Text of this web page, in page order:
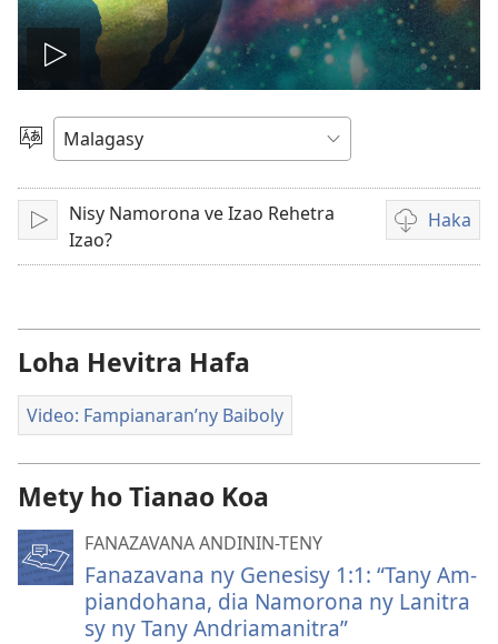
Handefa
video
Hifidy
Fiteny
Handefa
Nisy Namorona ve Izao Rehetra
Izao?
Haka
Fandikana
video
Loha Hevitra Hafa
Video: Fampianaran’ny Baiboly
Mety ho Tianao Koa
FANAZAVANA ANDININ-TENY
Fanazavana ny Genesisy 1:1: “Tany Am-
piandohana, dia Namorona ny Lanitra
sy ny Tany Andriamanitra”